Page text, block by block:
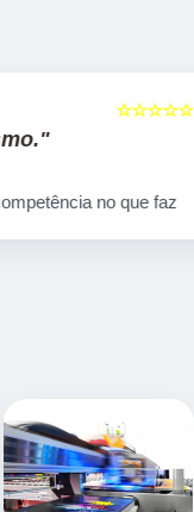
que faz